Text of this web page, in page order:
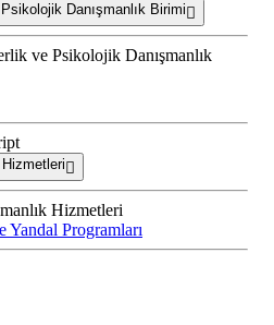
Danışmanlık Birimi
ve Psikolojik Danışmanlık
Hizmetleri
Programları